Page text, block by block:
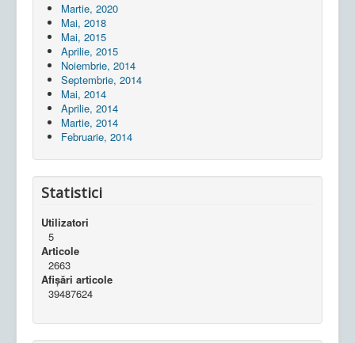
Martie, 2020
Mai, 2018
Mai, 2015
Aprilie, 2015
Noiembrie, 2014
Septembrie, 2014
Mai, 2014
Aprilie, 2014
Martie, 2014
Februarie, 2014
Statistici
Utilizatori
5
Articole
2663
Afișări articole
39487624